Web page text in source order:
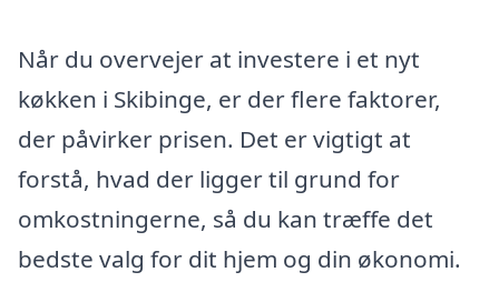
Når du overvejer at investere i et nyt
køkken i Skibinge, er der flere faktorer,
der påvirker prisen. Det er vigtigt at
forstå, hvad der ligger til grund for
omkostningerne, så du kan træffe det
bedste valg for dit hjem og din økonomi.